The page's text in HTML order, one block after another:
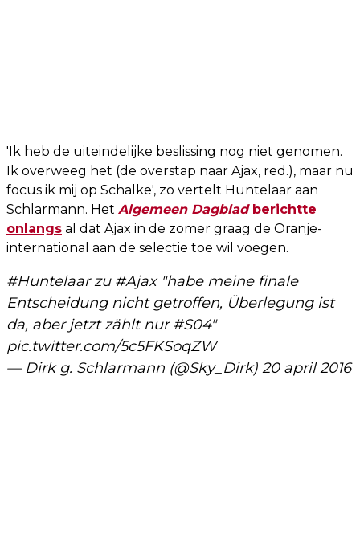
'Ik heb de uiteindelijke beslissing nog niet genomen.
Ik overweeg het (de overstap naar Ajax, red.), maar nu
focus ik mij op Schalke', zo vertelt Huntelaar aan
Schlarmann. Het Algemeen Dagblad berichtte
onlangs al dat Ajax in de zomer graag de Oranje-
international aan de selectie toe wil voegen.
#Huntelaarzu #Ajax"habe meine finale
Entscheidung nicht getroffen, Überlegung ist
da, aber jetzt zählt nur#S04"
pic.twitter.com/5c5FKSoqZW
— Dirk g. Schlarmann (@Sky_Dirk) 20 april 2016